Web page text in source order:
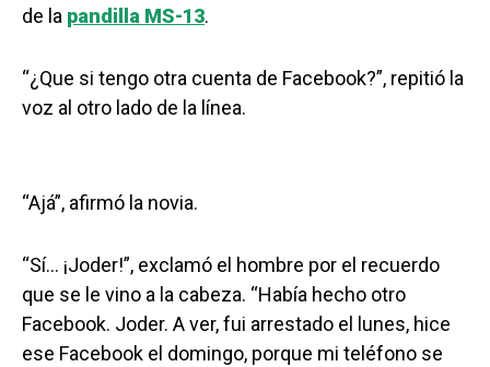
de la pandilla MS-13.
“¿Que si tengo otra cuenta de Facebook?”, repitió la
voz al otro lado de la línea.
“Ajá”, afirmó la novia.
“Sí… ¡Joder!”, exclamó el hombre por el recuerdo
que se le vino a la cabeza. “Había hecho otro
Facebook. Joder. A ver, fui arrestado el lunes, hice
ese Facebook el domingo, porque mi teléfono se